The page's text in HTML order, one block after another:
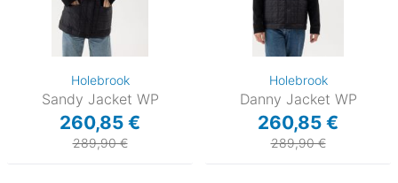
Holebrook
Sandy Jacket WP
260,85 €
289,90 €
Holebrook
Danny Jacket WP
260,85 €
289,90 €